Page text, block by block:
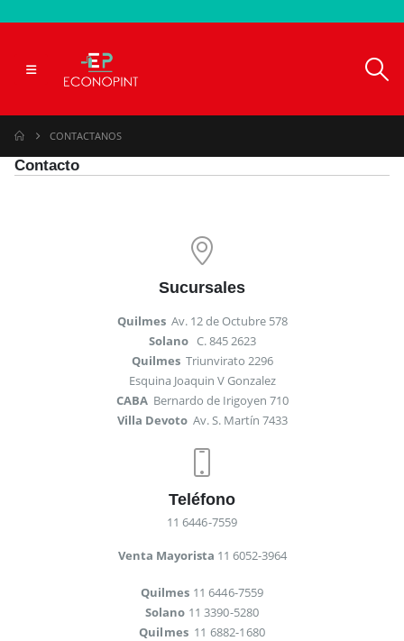
CONTACTANOS
Contacto
Sucursales
Quilmes Av. 12 de Octubre 578
Solano C. 845 2623
Quilmes Triunvirato 2296
Esquina Joaquin V Gonzalez
CABA Bernardo de Irigoyen 710
Villa Devoto Av. S. Martín 7433
Teléfono
11 6446-7559
Venta Mayorista 11 6052-3964
Quilmes 11 6446-7559
Solano 11 3390-5280
Quilmes 11 6882-1680